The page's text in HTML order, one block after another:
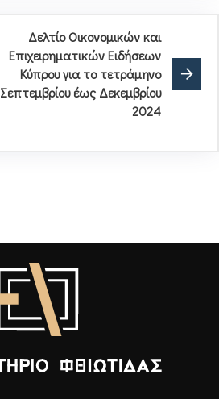
Δελτίο Οικονομικών και
Επιχειρηματικών Ειδήσεων
Κύπρου για το τετράμηνο
Σεπτεμβρίου έως Δεκεμβρίου
2024